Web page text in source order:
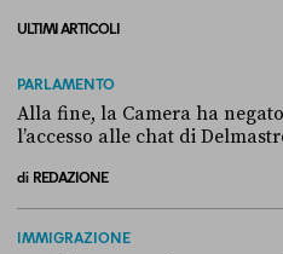
ULTIMI ARTICOLI
PARLAMENTO
Alla fine, la Camera ha negato
l’accesso alle chat di
di REDAZIONE
IMMIGRAZIONE